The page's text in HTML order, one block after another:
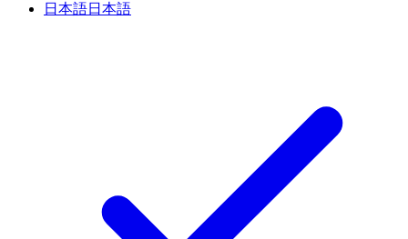
日本語日本語